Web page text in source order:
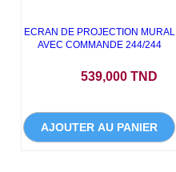
ECRAN DE PROJECTION MURAL
AVEC COMMANDE 244/244
539,000 TND
AJOUTER AU PANIER